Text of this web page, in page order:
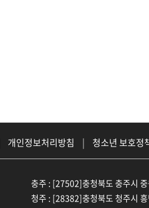
개인정보처리방침 |
청소년 보호정
충주 : [27502]충청북도 충주시
청주 : [28382]충청북도 청주시